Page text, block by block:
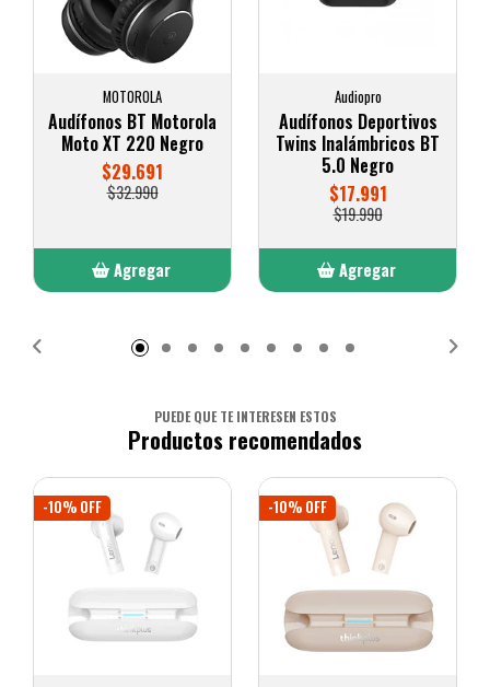
MOTOROLA
Audífonos BT Motorola
Moto XT 220 Negro
$29.691
$32.990
Agregar
Audiopro
Audífonos Deportivos
Twins Inalámbricos BT
5.0 Negro
$17.991
$19.990
Agregar
PUEDE QUE TE INTERESEN ESTOS
Productos recomendados
-10% OFF -10% OFF